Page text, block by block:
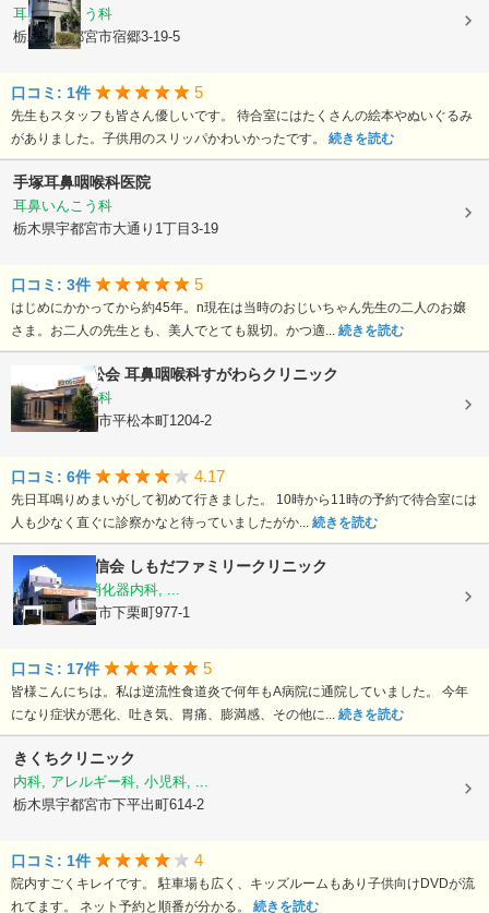
耳鼻いんこう科
栃木県宇都宮市宿郷3-19-5
口コミ: 1件 5
先生もスタッフも皆さん優しいです。 待合室にはたくさんの絵本やぬいぐるみ
がありました。子供用のスリッパかわいかったです。 続きを読む
手塚耳鼻咽喉科医院
耳鼻いんこう科
栃木県宇都宮市大通り1丁目3-19
口コミ: 3件 5
はじめにかかってから約45年。n現在は当時のおじいちゃん先生の二人のお嬢
さま。お二人の先生とも、美人でとても親切。かつ適... 続きを読む
医療法人藤松会 耳鼻咽喉科すがわらクリニック
耳鼻いんこう科
栃木県宇都宮市平松本町1204-2
口コミ: 6件 4.17
先日耳鳴りめまいがして初めて行きました。 10時から11時の予約で待合室には
人も少なく直ぐに診察かなと待っていましたがか... 続きを読む
医療法人 結信会 しもだファミリークリニック
内科, 外科, 消化器内科, ...
栃木県宇都宮市下栗町977-1
口コミ: 17件 5
皆様こんにちは。私は逆流性食道炎で何年もA病院に通院していました。 今年
になり症状が悪化、吐き気、胃痛、膨満感、その他に... 続きを読む
きくちクリニック
内科, アレルギー科, 小児科, ...
栃木県宇都宮市下平出町614-2
口コミ: 1件 4
院内すごくキレイです。 駐車場も広く、キッズルームもあり子供向けDVDが流
れてます。 ネット予約と順番が分かる。 続きを読む